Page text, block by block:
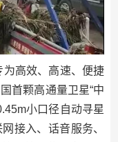
为高效、高速、便捷
首颗高通量卫星“中
小口径自动寻星
接入、话音服务、